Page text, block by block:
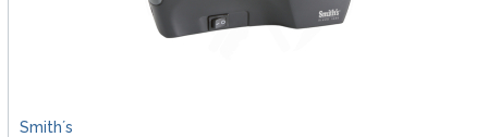
Smith´s